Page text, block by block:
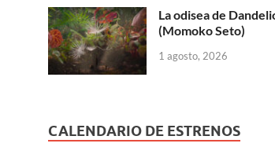
La odisea de
(Momoko Seto)
1 agosto, 2026
CALENDARIO DE ESTRENOS